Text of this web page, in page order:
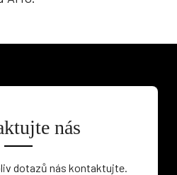
nás
dotazů nás kontaktujte.